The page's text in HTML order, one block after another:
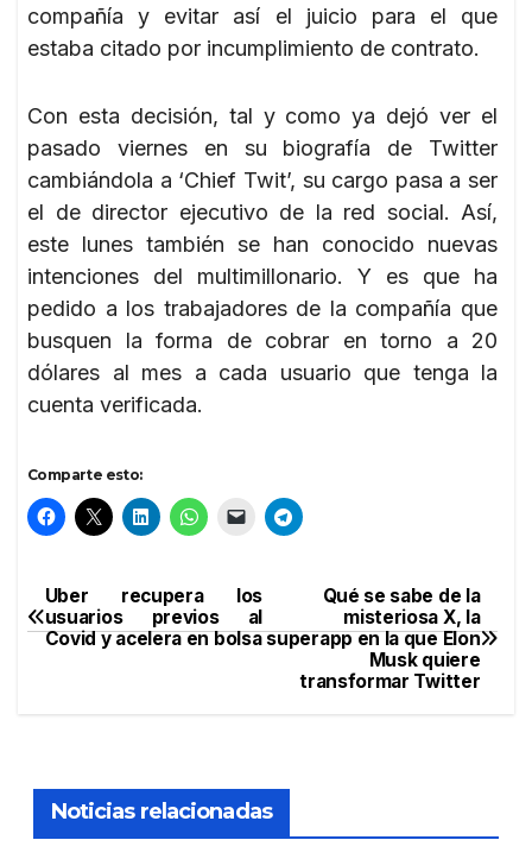
compañía y evitar así el juicio para el que
estaba citado por incumplimiento de contrato.
Con esta decisión, tal y como ya dejó ver el
pasado viernes en su biografía de Twitter
cambiándola a ‘Chief Twit’, su cargo pasa a ser
el de director ejecutivo de la red social. Así,
este lunes también se han conocido nuevas
intenciones del multimillonario. Y es que ha
pedido a los trabajadores de la compañía que
busquen la forma de cobrar en torno a 20
dólares al mes a cada usuario que tenga la
cuenta verificada.
Comparte esto:
Navegación
de
Qué se sabe de la
misteriosa X, la
superapp en la que Elon
Musk quiere
transformar Twitter
Uber recupera los
usuarios previos al
Covid y acelera en bolsa
Noticias relacionadas